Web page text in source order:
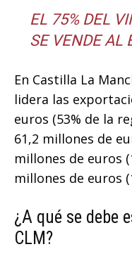
EL 75% DEL
SE VENDE AL
En Castilla La
lidera las
euros (53% de la
61,2 millones de
millones de euros
millones de euros
¿A qué se debe
CLM?